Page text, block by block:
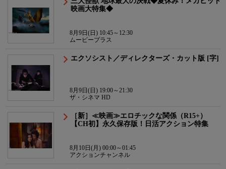
映画大特集◆
8月9日(日) 10:45～12:30
ムービープラス
エクソシスト／ディレクターズ・カット版 [字]
8月9日(日) 19:00～21:30
ザ・シネマ HD
［新］≪映画≫エロチックな関係（R15+）
【CH初】永久保存版！日活アクション特集
8月10日(月) 00:00～01:45
アクションチャンネル